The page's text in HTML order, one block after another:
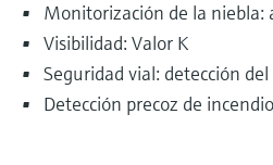
Monitorización de la niebla:
Visibilidad: Valor K
Seguridad vial: detección
Detección precoz de